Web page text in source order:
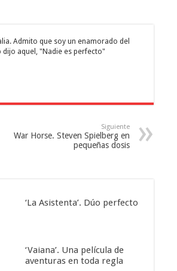
Admito que soy un enamorado del
aquel, "Nadie es perfecto"
Siguiente
War Horse. Steven Spielberg en
pequeñas dosis
‘La Asistenta’. Dúo perfecto
‘Vaiana’. Una película de
aventuras en toda regla